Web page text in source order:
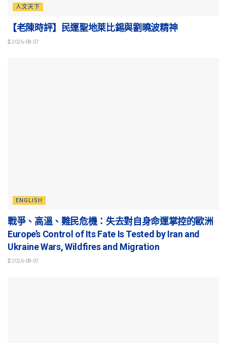
人文天下
【老陳時評】民運聖地萊比錫與劉曉波精神
2026-08-07
ENGLISH
戰爭、高溫、難民危機：失去對自身命運掌控的歐洲
Europe’s Control of Its Fate Is Tested by Iran and
Ukraine Wars, Wildfires and Migration
2026-08-07